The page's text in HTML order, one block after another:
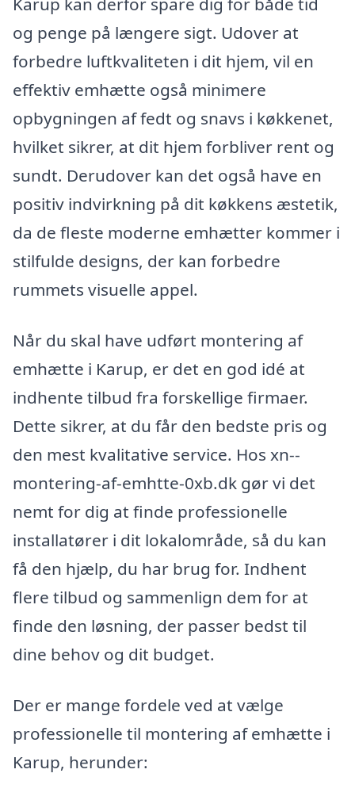
og penge på længere sigt. Udover at
forbedre luftkvaliteten i dit hjem, vil en
effektiv emhætte også minimere
opbygningen af fedt og snavs i køkkenet,
hvilket sikrer, at dit hjem forbliver rent og
sundt. Derudover kan det også have en
positiv indvirkning på dit køkkens æstetik,
da de fleste moderne emhætter kommer i
stilfulde designs, der kan forbedre
rummets visuelle appel.
Når du skal have udført montering af
emhætte i Karup, er det en god idé at
indhente tilbud fra forskellige firmaer.
Dette sikrer, at du får den bedste pris og
den mest kvalitative service. Hos xn--
montering-af-emhtte-0xb.dk gør vi det
nemt for dig at finde professionelle
installatører i dit lokalområde, så du kan
få den hjælp, du har brug for. Indhent
flere tilbud og sammenlign dem for at
finde den løsning, der passer bedst til
dine behov og dit budget.
Der er mange fordele ved at vælge
professionelle til montering af emhætte i
Karup, herunder: